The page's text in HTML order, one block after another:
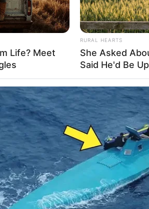
Ostatnie
Forum
HAL
Arrow
flubert
Life? Meet
RURAL HEARTS
She Asked
Said He'd Be